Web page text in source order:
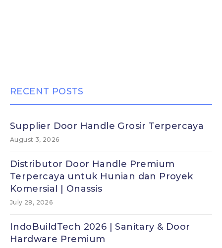
RECENT POSTS
Supplier Door Handle Grosir Terpercaya
August 3, 2026
Distributor Door Handle Premium
Terpercaya untuk Hunian dan Proyek
Komersial | Onassis
July 28, 2026
IndoBuildTech 2026 | Sanitary & Door
Hardware Premium